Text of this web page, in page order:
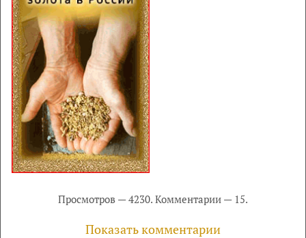
Просмотров — 4230. Комментарии — 15.
Показать комментарии